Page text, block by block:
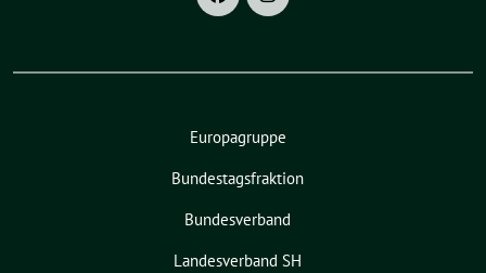
Europagruppe
Bundestagsfraktion
Bundesverband
Landesverband SH